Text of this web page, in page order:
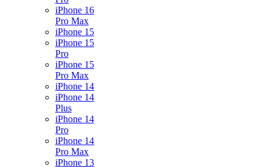
iPhone 16
Pro Max
iPhone 15
iPhone 15
Pro
iPhone 15
Pro Max
iPhone 14
iPhone 14
Plus
iPhone 14
Pro
iPhone 14
Pro Max
iPhone 13